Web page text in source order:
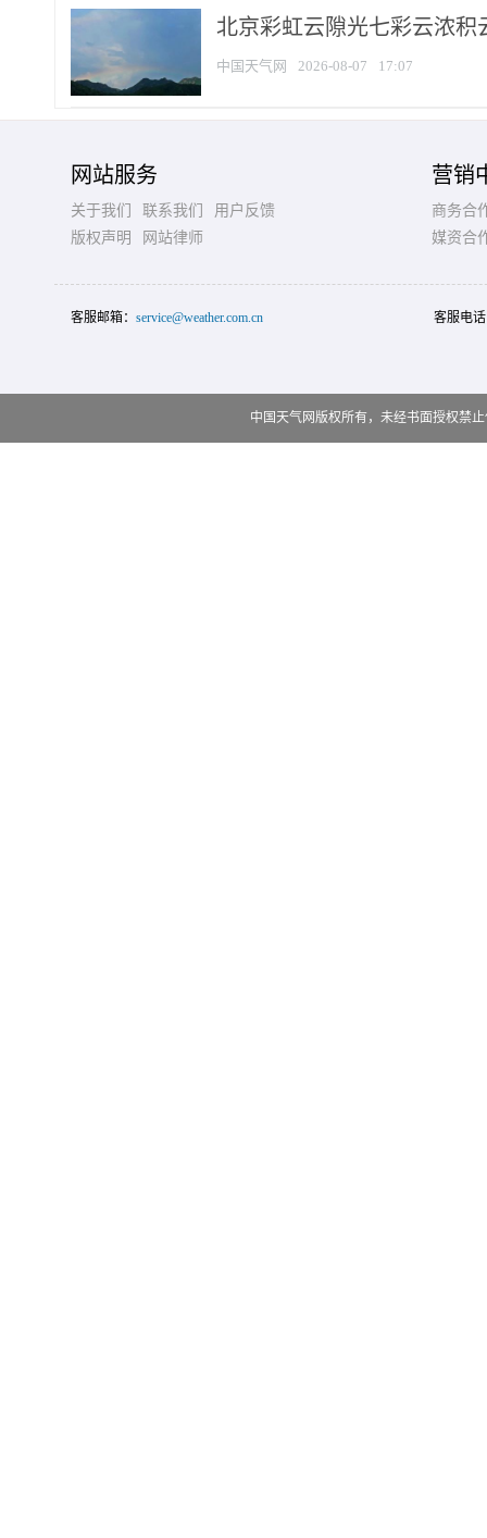
北京彩虹云隙光七彩云浓积
中国天气网 2026-08-07 17:07
网站服务
关于我们 联系我们
用户反馈
版权声明
网站律师
营销
商务合
媒资合
客服邮箱： service@weather.com.cn 客服电
中国天气网版权所有，未经书面授权